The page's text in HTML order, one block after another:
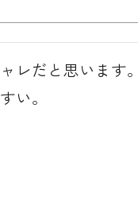
レだと思います。
い。